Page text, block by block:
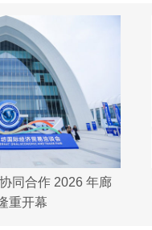
同合作 2026 年廊
重开幕